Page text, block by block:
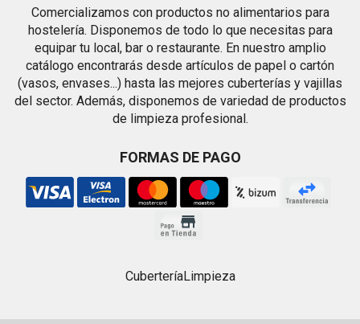
Comercializamos con productos no alimentarios para
hostelería. Disponemos de todo lo que necesitas para
equipar tu local, bar o restaurante. En nuestro amplio
catálogo encontrarás desde artículos de papel o cartón
(vasos, envases...) hasta las mejores cuberterías y vajillas
del sector. Además, disponemos de variedad de productos
de limpieza profesional.
FORMAS DE PAGO
CuberteríaLimpieza